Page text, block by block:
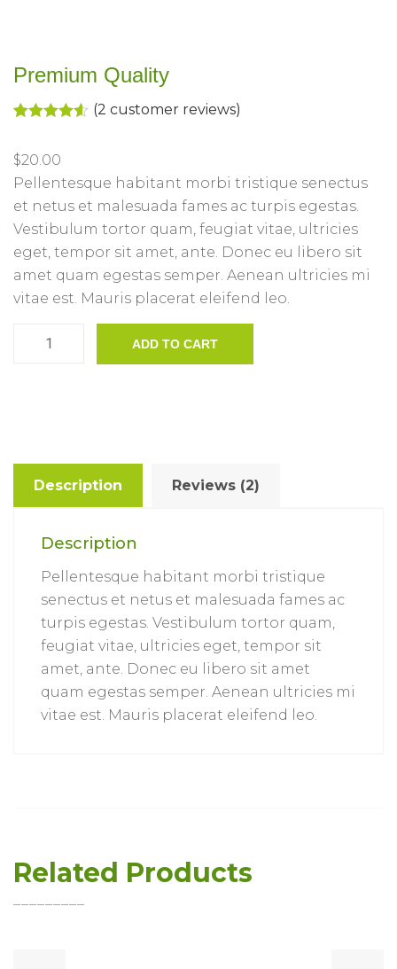
Premium Quality
based on
customer
ratings
(2 customer reviews)
$20.00
Pellentesque habitant morbi tristique senectus
et netus et malesuada fames ac turpis egestas.
Vestibulum tortor quam, feugiat vitae, ultricies
eget, tempor sit amet, ante. Donec eu libero sit
amet quam egestas semper. Aenean ultricies mi
vitae est. Mauris placerat eleifend leo.
Quality
ADD TO CART
Description Reviews (2)
Description
Pellentesque habitant morbi tristique
senectus et netus et malesuada fames ac
turpis egestas. Vestibulum tortor quam,
feugiat vitae, ultricies eget, tempor sit
amet, ante. Donec eu libero sit amet
quam egestas semper. Aenean ultricies mi
vitae est. Mauris placerat eleifend leo.
Related Products